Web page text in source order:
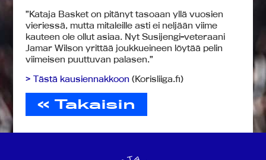
”Kataja Basket on pitänyt tasoaan yllä vuosien
vieriessä, mutta mitaleille asti ei neljään viime
kauteen ole ollut asiaa. Nyt Susijengi-veteraani
Jamar Wilson yrittää joukkueineen löytää pelin
viimeisen puuttuvan palasen.”
> Tästä kausiennakkoon (Korisliiga.fi)
« Takaisin